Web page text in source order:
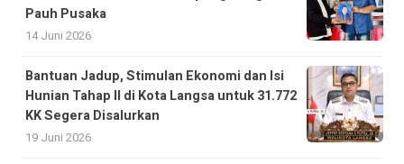
Pauh Pusaka
14 Juni 2026
Bantuan Jadup, Stimulan Ekonomi dan Isi
Hunian Tahap II di Kota Langsa untuk 31.772
KK Segera Disalurkan
19 Juni 2026